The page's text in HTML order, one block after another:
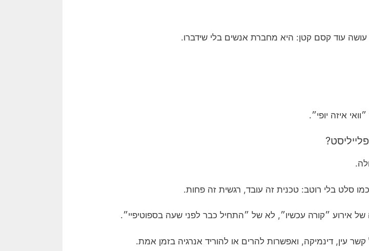
עוד קסם קטן: היא מחברת אנשים בלי שידברו.
איזה יופי״.
סלט בלי רוטב: טכנית זה עובד, רגשית זה פחות.
אירוע ״קורה עכשיו״, לא של ״התחיל כבר לפני שעה בספוטיפיי״.
קשר עין, דינמיקה, ואפשרות להרים או להוריד אנרגיה בזמן אמת.